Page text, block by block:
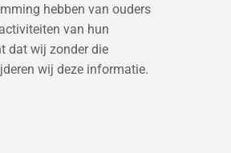
hebben van ouders
van hun
dat wij zonder die
wij deze informatie.